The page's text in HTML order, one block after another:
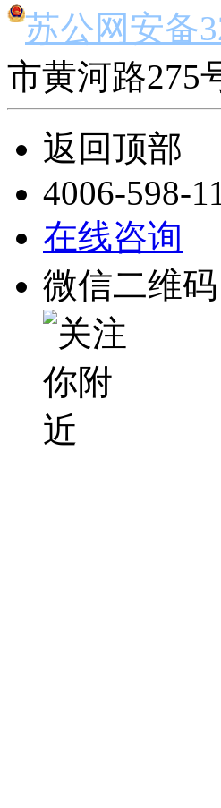
苏公网安备
市黄河路275
返回顶部
4006-598-
在线咨询
微信二维码